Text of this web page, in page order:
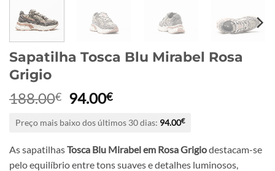
Sapatilha Tosca Blu Mirabel Rosa
Grigio
188.00€ O
original
era:
188.00€.
94.00€O
atual
é:
94.00€.
Preço mais baixo dos últimos 30 dias: 94.00€
As sapatilhasTosca Blu Mirabel em Rosa Grigiodestacam-se
pelo equilíbrio entre tons suaves e detalhes luminosos,